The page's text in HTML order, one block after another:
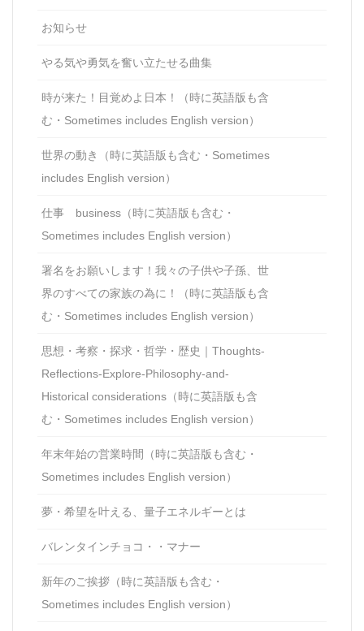
お知らせ
やる気や勇気を奮い立たせる曲集
時が来た！目覚めよ日本！（時に英語版も含
む・Sometimes includes English version）
世界の動き（時に英語版も含む・Sometimes
includes English version）
仕事 business（時に英語版も含む・
Sometimes includes English version）
署名をお願いします！我々の子供や子孫、世
界のすべての家族の為に！（時に英語版も含
む・Sometimes includes English version）
思想・考察・探求・哲学・歴史｜Thoughts-
Reflections-Explore-Philosophy-and-
Historical considerations（時に英語版も含
む・Sometimes includes English version）
年末年始の営業時間（時に英語版も含む・
Sometimes includes English version）
夢・希望を叶える、量子エネルギーとは
バレンタインチョコ・・マナー
新年のご挨拶（時に英語版も含む・
Sometimes includes English version）